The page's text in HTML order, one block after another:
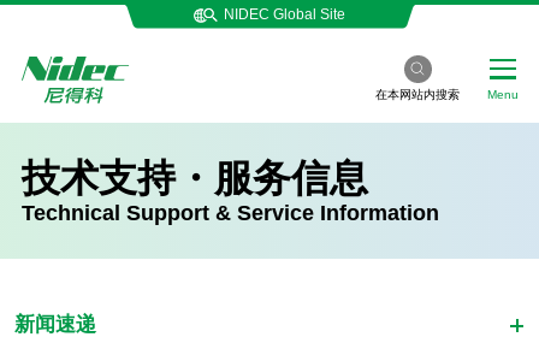
NIDEC Global Site
在本网站内搜索 Menu
技术支持・服务信息
Technical Support & Service Information
新闻速递